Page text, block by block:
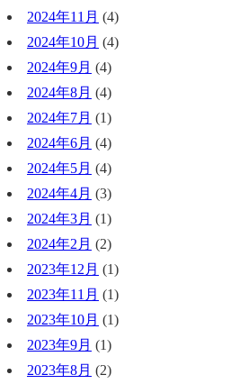
2024年11月 (4)
2024年10月 (4)
2024年9月 (4)
2024年8月 (4)
2024年7月 (1)
2024年6月 (4)
2024年5月 (4)
2024年4月 (3)
2024年3月 (1)
2024年2月 (2)
2023年12月 (1)
2023年11月 (1)
2023年10月 (1)
2023年9月 (1)
2023年8月 (2)